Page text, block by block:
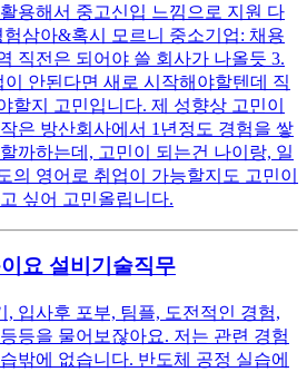
용해서 중고신입 느낌으로 지원 다
삼아&혹시 모르니 중소기업: 채용
직전은 되어야 쓸 회사가 나올듯 3.
이 안된다면 새로 시작해야할텐데 직
할지 고민입니다. 제 성향상 고민이
은 방산회사에서 1년정도 경험을 쌓
까하는데, 고민이 되는건 나이랑, 일
의 영어로 취업이 가능할지도 고민이
싶어 고민올립니다.
요 설비기술직무
, 입사후 포부, 팀플, 도전적인 경험,
등을 물어보잖아요. 저는 관련 경험
밖에 없습니다. 반도체 공정 실습에